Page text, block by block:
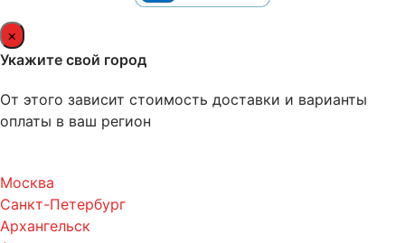
×
Укажите свой город
От этого зависит стоимость доставки и варианты
оплаты в ваш регион
Москва
Санкт-Петербург
Архангельск